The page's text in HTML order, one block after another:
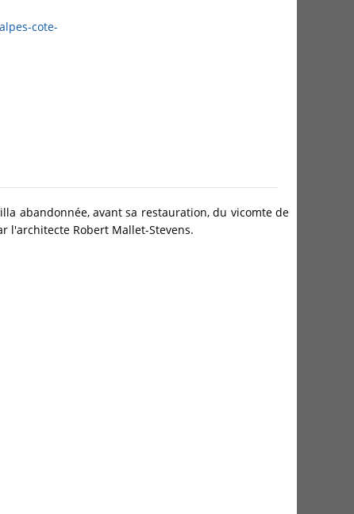
cote-
abandonnée, avant sa restauration, du vicomte de
l'architecte Robert Mallet-Stevens.